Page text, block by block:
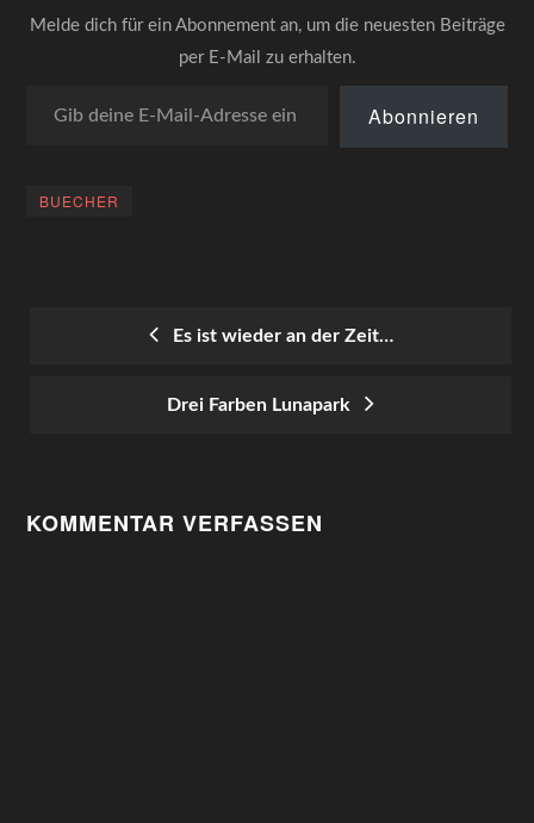
Melde dich für ein Abonnement an, um die neuesten Beiträge
per E-Mail zu erhalten.
Abonnieren
BUECHER
Es ist wieder an der Zeit…
Drei Farben Lunapark
KOMMENTAR VERFASSEN